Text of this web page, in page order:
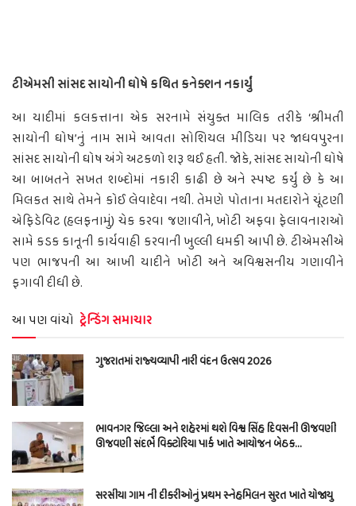
ટીએમસી સાંસદ સાયોની ઘોષે કથિત કનેક્શન નકાર્યું
આ યાદીમાં કલકત્તાના એક સરનામે સંયુક્ત માલિક તરીકે ‘શ્રીમતી
સાયોની ઘોષ’નું નામ સામે આવતા સોશિયલ મીડિયા પર જાધવપુરના
સાંસદ સાયોની ઘોષ અંગે અટકળો શરૂ થઈ હતી. જોકે, સાંસદ સાયોની ઘોષે
આ બાબતને સખત શબ્દોમાં નકારી કાઢી છે અને સ્પષ્ટ કર્યું છે કે આ
મિલકત સાથે તેમને કોઈ લેવાદેવા નથી. તેમણે પોતાના મતદારોને ચૂંટણી
એફિડેવિટ (હલફનામું) ચેક કરવા જણાવીને, ખોટી અફવા ફેલાવનારાઓ
સામે કડક કાનૂની કાર્યવાહી કરવાની ખુલ્લી ધમકી આપી છે. ટીએમસીએ
પણ ભાજપની આ આખી યાદીને ખોટી અને અવિશ્વસનીય ગણાવીને
ફગાવી દીધી છે.
આ પણ વાંચો ટ્રેન્ડિંગ સમાચાર
ગુજરાતમાં રાજ્યવ્યાપી નારી વંદન ઉત્સવ 2026
ભાવનગર જિલ્લા અને શહેરમાં થશે વિશ્વ સિંહ દિવસની ઊજવણી
ઊજવણી સંદર્ભે વિક્ટોરિયા પાર્ક ખાતે આયોજન બેઠક…
સરસીયા ગામ ની દીકરીઓનું પ્રથમ સ્નેહમિલન સુરત ખાતે યોજાયુ